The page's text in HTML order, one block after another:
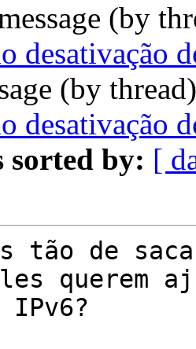
(by
desativação
(by
desativação
sorted by: [
tão de
querem